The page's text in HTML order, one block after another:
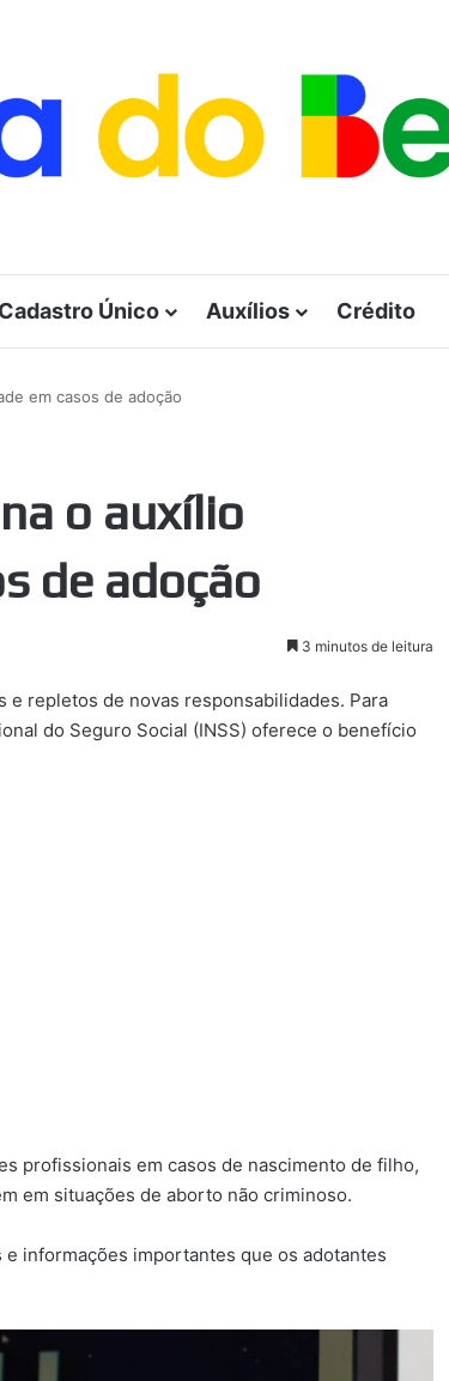
Cadastro Único Auxílios Crédito
em casos de adoção
o auxílio
de adoção
3 minutos de leitura
e repletos de novas responsabilidades. Para
do Seguro Social (INSS) oferece o benefício
profissionais em casos de nascimento de filho,
em situações de aborto não criminoso.
informações importantes que os adotantes